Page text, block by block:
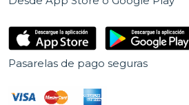
Pasarelas de pago seguras